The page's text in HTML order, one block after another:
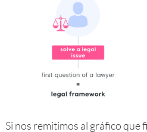
Si nos remitimos al gráfico que